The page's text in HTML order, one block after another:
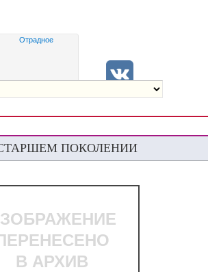
Отрадное
ПОКОЛЕНИИ
В АРХИВ